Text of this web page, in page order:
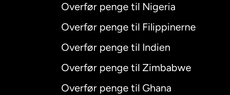
Overfør penge til Nigeria
Overfør penge til Filippinerne
Overfør penge til Indien
Overfør penge til Zimbabwe
Overfør penge til Ghana